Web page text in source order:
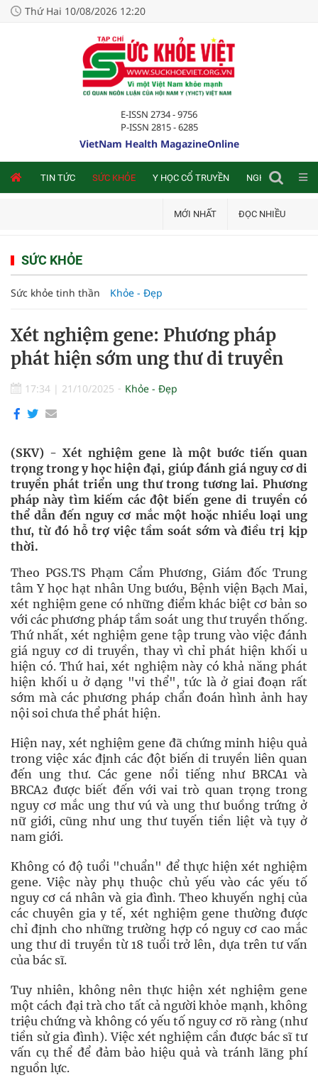
Thứ Hai 10/08/2026 12:20
E-ISSN 2734 - 9756
P-ISSN 2815 - 6285
VietNam Health MagazineOnline
TIN TỨC SỨC KHỎE Y HỌC CỔ TRUYỀN NGHIÊN CỨU
MỚI NHẤT ĐỌC NHIỀU
SỨC KHỎE
Sức khỏe tinh thần Khỏe - Đẹp
Xét nghiệm gene: Phương pháp
phát hiện sớm ung thư di truyền
17:34 | 21/10/2025 Khỏe - Đẹp
(SKV) - Xét nghiệm gene là một bước tiến quan
trọng trong y học hiện đại, giúp đánh giá nguy cơ di
truyền phát triển ung thư trong tương lai. Phương
pháp này tìm kiếm các đột biến gene di truyền có
thể dẫn đến nguy cơ mắc một hoặc nhiều loại ung
thư, từ đó hỗ trợ việc tầm soát sớm và điều trị kịp
thời.
Theo PGS.TS Phạm Cẩm Phương, Giám đốc Trung
tâm Y học hạt nhân Ung bướu, Bệnh viện Bạch Mai,
xét nghiệm gene có những điểm khác biệt cơ bản so
với các phương pháp tầm soát ung thư truyền thống.
Thứ nhất, xét nghiệm gene tập trung vào việc đánh
giá nguy cơ di truyền, thay vì chỉ phát hiện khối u
hiện có. Thứ hai, xét nghiệm này có khả năng phát
hiện khối u ở dạng "vi thể", tức là ở giai đoạn rất
sớm mà các phương pháp chẩn đoán hình ảnh hay
nội soi chưa thể phát hiện.
Hiện nay, xét nghiệm gene đã chứng minh hiệu quả
trong việc xác định các đột biến di truyền liên quan
đến ung thư. Các gene nổi tiếng như BRCA1 và
BRCA2 được biết đến với vai trò quan trọng trong
nguy cơ mắc ung thư vú và ung thư buồng trứng ở
nữ giới, cũng như ung thư tuyến tiền liệt và tụy ở
nam giới.
Không có độ tuổi "chuẩn" để thực hiện xét nghiệm
gene. Việc này phụ thuộc chủ yếu vào các yếu tố
nguy cơ cá nhân và gia đình. Theo khuyến nghị của
các chuyên gia y tế, xét nghiệm gene thường được
chỉ định cho những trường hợp có nguy cơ cao mắc
ung thư di truyền từ 18 tuổi trở lên, dựa trên tư vấn
của bác sĩ.
Tuy nhiên, không nên thực hiện xét nghiệm gene
một cách đại trà cho tất cả người khỏe mạnh, không
triệu chứng và không có yếu tố nguy cơ rõ ràng (như
tiền sử gia đình). Việc xét nghiệm cần được bác sĩ tư
vấn cụ thể để đảm bảo hiệu quả và tránh lãng phí
nguồn lực.